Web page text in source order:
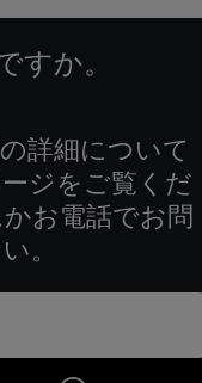
すか。
詳細について
ジをご覧くだ
お電話でお問
。